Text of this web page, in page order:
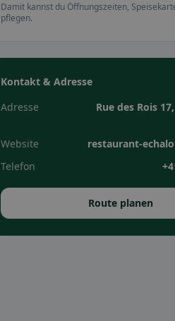
Damit kannst du Öffnungszeiten,
pflegen.
Kontakt & Adresse
Adresse
Rue des Rois
Website
restaurant-
Telefon
Route planen